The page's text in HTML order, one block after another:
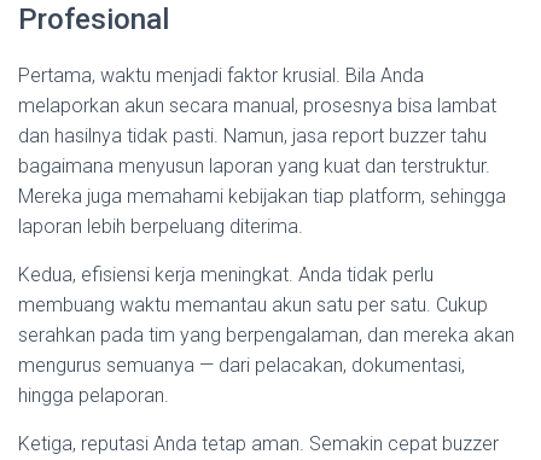
Profesional
Pertama, waktu menjadi faktor krusial. Bila Anda
melaporkan akun secara manual, prosesnya bisa lambat
dan hasilnya tidak pasti. Namun, jasa report buzzer tahu
bagaimana menyusun laporan yang kuat dan terstruktur.
Mereka juga memahami kebijakan tiap platform, sehingga
laporan lebih berpeluang diterima.
Kedua, efisiensi kerja meningkat. Anda tidak perlu
membuang waktu memantau akun satu per satu. Cukup
serahkan pada tim yang berpengalaman, dan mereka akan
mengurus semuanya — dari pelacakan, dokumentasi,
hingga pelaporan.
Ketiga, reputasi Anda tetap aman. Semakin cepat buzzer